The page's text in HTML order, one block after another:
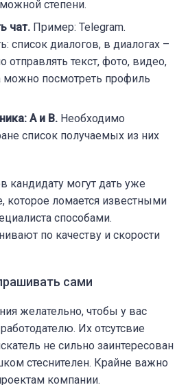
степени.
чат. Пример: Telegram.
список диалогов, в диалогах –
текст, фото, видео,
можно посмотреть профиль
А и В. Необходимо
список получаемых из них
кандидату могут дать уже
которое ломается известными
способами.
по качеству и скорости
сами
желательно, чтобы у вас
Их отсутсвие
не сильно заинтересован
стеснителен. Крайне важно
компании.